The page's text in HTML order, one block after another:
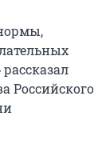
Российского